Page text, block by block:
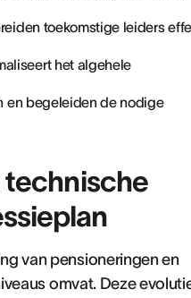
toekomstige leiders
het algehele
en begeleiden de nodige
technische
van pensioneringen en
omvat. Deze